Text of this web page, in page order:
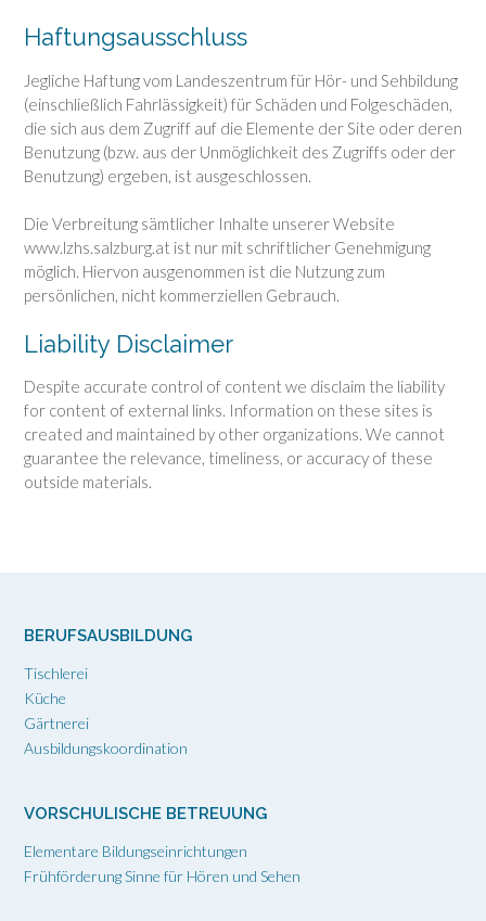
Haftungsausschluss
Jegliche Haftung vom Landeszentrum für Hör- und Sehbildung
(einschließlich Fahrlässigkeit) für Schäden und Folgeschäden,
die sich aus dem Zugriff auf die Elemente der Site oder deren
Benutzung (bzw. aus der Unmöglichkeit des Zugriffs oder der
Benutzung) ergeben, ist ausgeschlossen.
Die Verbreitung sämtlicher Inhalte unserer Website
www.lzhs.salzburg.at ist nur mit schriftlicher Genehmigung
möglich. Hiervon ausgenommen ist die Nutzung zum
persönlichen, nicht kommerziellen Gebrauch.
Liability Disclaimer
Despite accurate control of content we disclaim the liability
for content of external links. Information on these sites is
created and maintained by other organizations. We cannot
guarantee the relevance, timeliness, or accuracy of these
outside materials.
BERUFSAUSBILDUNG
Tischlerei
Küche
Gärtnerei
Ausbildungskoordination
VORSCHULISCHE BETREUUNG
Elementare Bildungseinrichtungen
Frühförderung Sinne für Hören und Sehen